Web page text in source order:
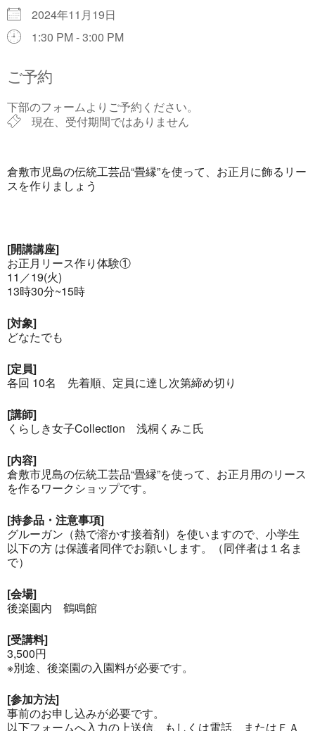
2024年11月19日
1:30 PM - 3:00 PM
ご予約
下部のフォームよりご予約ください。
現在、受付期間ではありません
倉敷市児島の伝統工芸品“畳縁”を使って、お正月に飾るリー
スを作りましょう
[開講講座]
お正月リース作り体験①
11／19(火)
13時30分~15時
[対象]
どなたでも
[定員]
各回 10名 先着順、定員に達し次第締め切り
[講師]
くらしき女子Collection 浅桐くみこ氏
[内容]
倉敷市児島の伝統工芸品“畳縁”を使って、お正月用のリース
を作るワークショップです。
[持参品・注意事項]
グルーガン（熱で溶かす接着剤）を使いますので、小学生
以下の方 は保護者同伴でお願いします。（同伴者は１名ま
で）
[会場]
後楽園内 鶴鳴館
[受講料]
3,500円
※別途、後楽園の入園料が必要です。
[参加方法]
事前のお申し込みが必要です。
以下フォームへ入力の上送信、もしくは電話、またはＦＡ